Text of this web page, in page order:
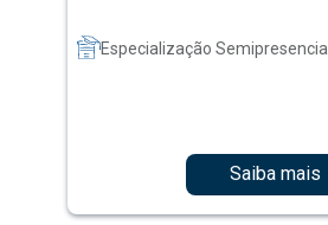
Especialização Semipresencial
Saiba mais